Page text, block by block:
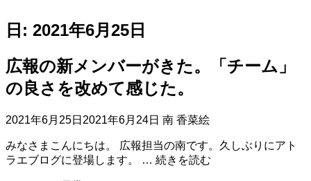
日: 2021年6月25日
広報の新メンバーがきた。「チーム」
の良さを改めて感じた。
2021年6月25日 2021年6月24日 南 香菜絵
みなさまこんにちは。 広報担当の南です。久しぶりにアト
ラエブログに登場します。 … 続きを読む